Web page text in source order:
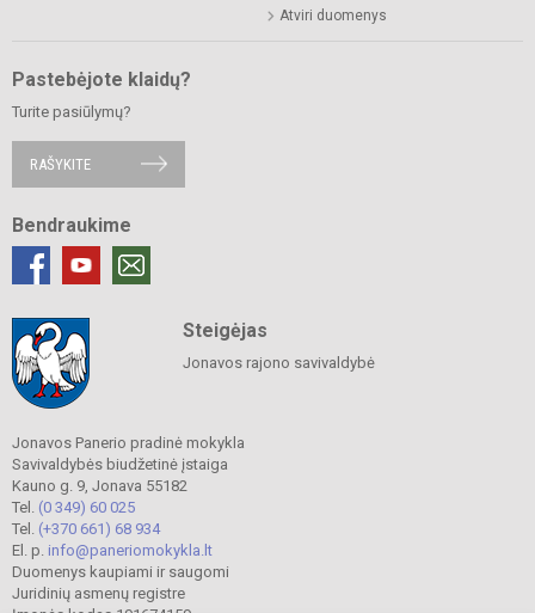
Atviri duomenys
Pastebėjote klaidų?
Turite pasiūlymų?
RAŠYKITE
Bendraukime
Steigėjas
Jonavos rajono savivaldybė
Jonavos Panerio pradinė mokykla
Savivaldybės biudžetinė įstaiga
Kauno g. 9, Jonava 55182
Tel. (0 349) 60 025
Tel. (+370 661) 68 934
El. p. info@paneriomokykla.lt
Duomenys kaupiami ir saugomi
Juridinių asmenų registre